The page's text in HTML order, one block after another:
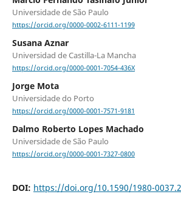
Universidade de São Paulo
https://orcid.org/0000-0002-6111-1199
Susana Aznar
Universidad de Castilla-La Mancha
https://orcid.org/0000-0001-7054-436X
Jorge Mota
Universidade do Porto
https://orcid.org/0000-0001-7571-9181
Dalmo Roberto Lopes Machado
Universidade de São Paulo
https://orcid.org/0000-0001-7327-0800
DOI: https://doi.org/10.1590/1980-